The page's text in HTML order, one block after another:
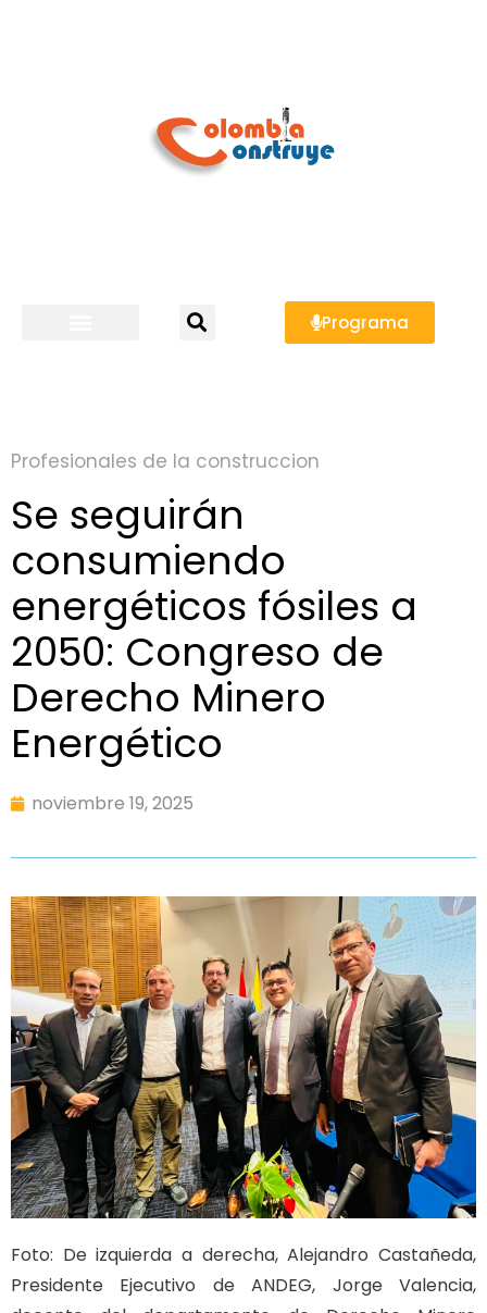
Programa
Profesionales de la construccion
Se seguirán
consumiendo
energéticos fósiles a
2050: Congreso de
Derecho Minero
Energético
noviembre 19, 2025
Foto: De izquierda a derecha, Alejandro Castañeda,
Presidente Ejecutivo de ANDEG, Jorge Valencia,